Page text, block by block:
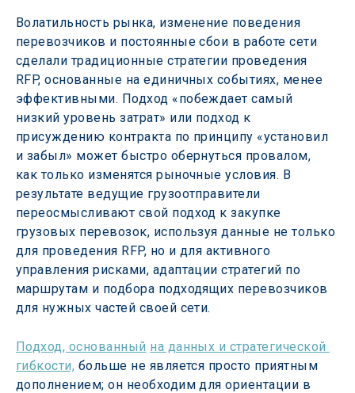
Волатильность рынка, изменение поведения
перевозчиков и постоянные сбои в работе сети
сделали традиционные стратегии проведения
RFP, основанные на единичных событиях, менее
эффективными. Подход «побеждает самый
низкий уровень затрат» или подход к
присуждению контракта по принципу «установил
и забыл» может быстро обернуться провалом,
как только изменятся рыночные условия. В
результате ведущие грузоотправители
переосмысливают свой подход к закупке
грузовых перевозок, используя данные не только
для проведения RFP, но и для активного
управления рисками, адаптации стратегий по
маршрутам и подбора подходящих перевозчиков
для нужных частей своей сети.
Подход, основанный на данных и стратегической
гибкости, больше не является просто приятным
дополнением; он необходим для ориентации в